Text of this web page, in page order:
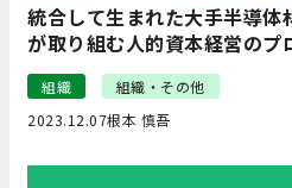
統合して生まれた大手半導体
が取り組む人的資本経営のプ
組織
組織・その他
2023.12.07根本 慎吾